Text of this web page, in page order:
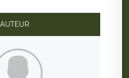
à vos données à caractère
ces droits auprès du délégué
LÉGAVOX, sis 9 rue Léopold
à l’adresse mail :
Vous avez également
auprès d’une autorité